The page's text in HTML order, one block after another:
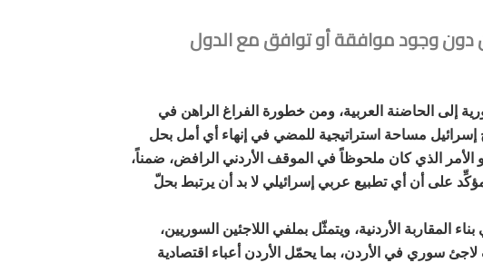
وجود موافقة أو توافق مع الدول
إلى الحاضنة العربية، ومن خطورة الفراغ الراهن في
إسرائيل مساحة استراتيجية للمضي في إنهاء أي أمل بحل
الأمر الذي كان ملحوظاً في الموقف الأردني الرافض، ضمناً،
على أن أي تطبيع عربي إسرائيلي لا بد أن يرتبط بحلّ
المقاربة الأردنية، ويتمثّل بملفي اللاجئين السوريين،
الشمالية للمملكة، فهنالك ما يزيد على 600 ألف لاجئ سوري في الأردن، بما يحمّل الأردن أعباء اقتصادية